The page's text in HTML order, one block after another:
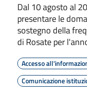
Dal 10 agosto al
presentare le
sostegno della
di Rosate per
Accesso
Comunicazione